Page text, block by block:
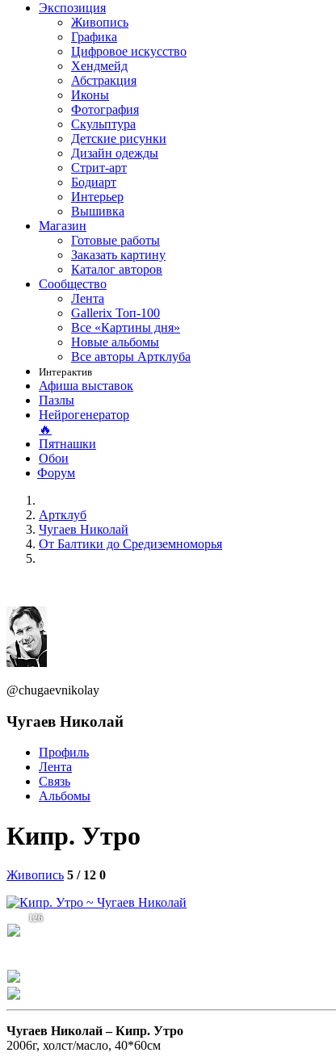
Экспозиция
Живопись
Графика
Цифровое искусство
Хендмейд
Абстракция
Иконы
Фотография
Скульптура
Детские рисунки
Дизайн одежды
Стрит-арт
Бодиарт
Интерьер
Вышивка
Магазин
Готовые работы
Заказать картину
Каталог авторов
Сообщество
Лента
Gallerix Топ-100
Все «Картины дня»
Новые альбомы
Все авторы Артклуба
Интерактив
Афиша выставок
Пазлы
Нейрогенератор
🔥
Пятнашки
Обои
Форум
Артклуб
Чугаев Николай
От Балтики до Средиземноморья
@chugaevnikolay
Чугаев Николай
Профиль
Лента
Связь
Альбомы
Кипр. Утро
Живопись 5 / 12 0
126
Чугаев Николай –Кипр. Утро
2006г, холст/масло, 40*60см